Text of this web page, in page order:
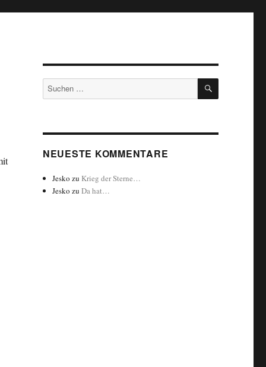
Suchen
nach:
SUCHEN
NEUESTE KOMMENTARE
Jesko zu Krieg der Sterne…
Jesko zuDa hat…